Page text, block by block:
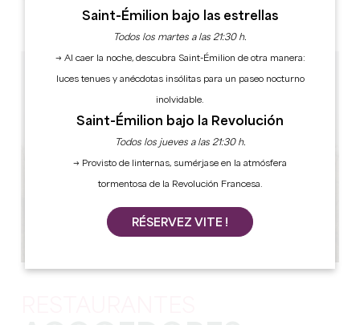
Saint-Émilion bajo las estrellas
Todos los martes a las 21:30 h.
→ Al caer la noche, descubra Saint-Émilion de otra manera:
luces tenues y anécdotas insólitas para un paseo nocturno
inolvidable.
Saint-Émilion bajo la Revolución
Todos los jueves a las 21:30 h.
→ Provisto de linternas, sumérjase en la atmósfera
tormentosa de la Revolución Francesa.
RÉSERVEZ VITE !